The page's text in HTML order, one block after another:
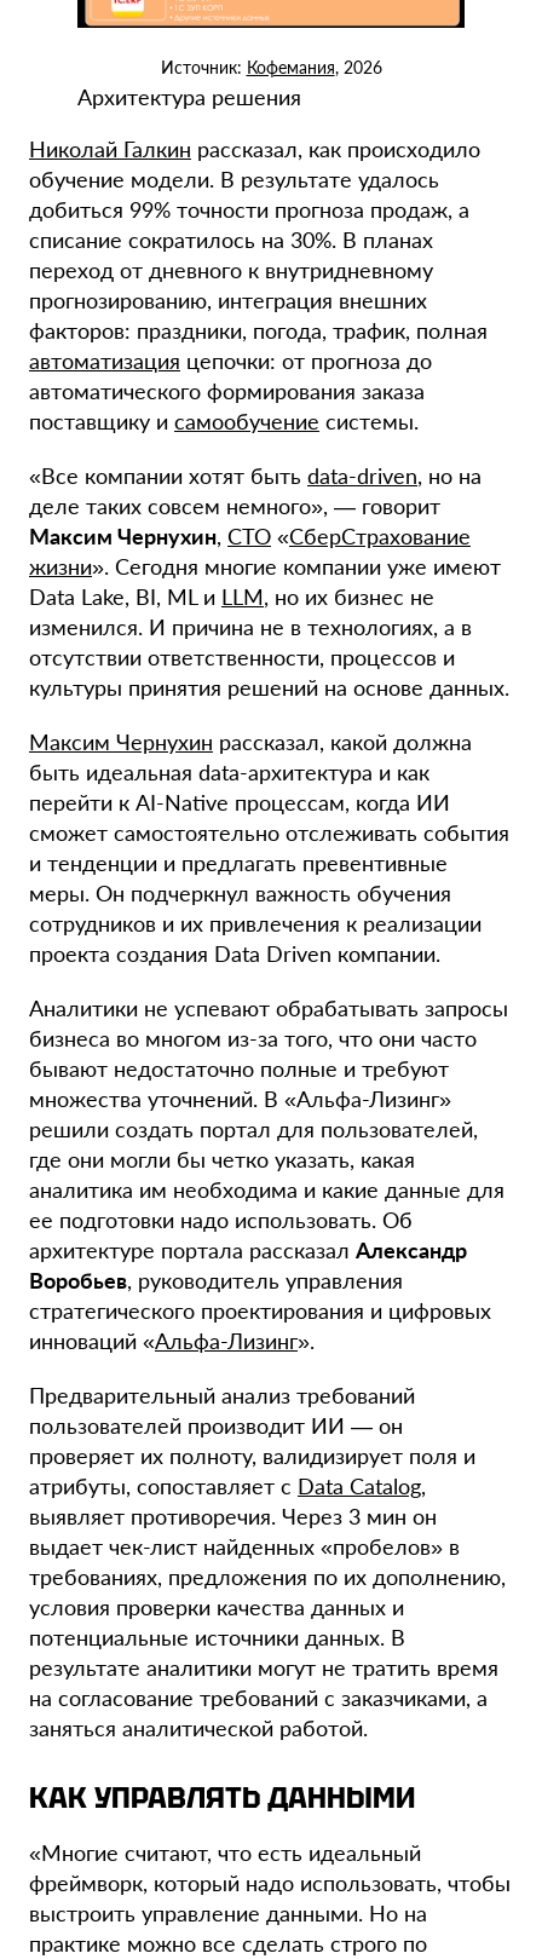
Источник: Кофемания, 2026
Архитектура решения
Николай Галкин рассказал, как происходило
обучение модели. В результате удалось
добиться 99% точности прогноза продаж, а
списание сократилось на 30%. В планах
переход от дневного к внутридневному
прогнозированию, интеграция внешних
факторов: праздники, погода, трафик, полная
автоматизация цепочки: от прогноза до
автоматического формирования заказа
поставщику и самообучение системы.
«Все компании хотят быть data-driven, но на
деле таких совсем немного», — говорит
Максим Чернухин, СТО «СберСтрахование
жизни». Сегодня многие компании уже имеют
Data Lake, BI, ML и LLM, но их бизнес не
изменился. И причина не в технологиях, а в
отсутствии ответственности, процессов и
культуры принятия решений на основе данных.
Максим Чернухин рассказал, какой должна
быть идеальная data-архитектура и как
перейти к AI-Native процессам, когда ИИ
сможет самостоятельно отслеживать события
и тенденции и предлагать превентивные
меры. Он подчеркнул важность обучения
сотрудников и их привлечения к реализации
проекта создания Data Driven компании.
Аналитики не успевают обрабатывать запросы
бизнеса во многом из-за того, что они часто
бывают недостаточно полные и требуют
множества уточнений. В «Альфа-Лизинг»
решили создать портал для пользователей,
где они могли бы четко указать, какая
аналитика им необходима и какие данные для
ее подготовки надо использовать. Об
архитектуре портала рассказал Александр
Воробьев, руководитель управления
стратегического проектирования и цифровых
инноваций «Альфа-Лизинг».
Предварительный анализ требований
пользователей производит ИИ — он
проверяет их полноту, валидизирует поля и
атрибуты, сопоставляет с Data Catalog,
выявляет противоречия. Через 3 мин он
выдает чек-лист найденных «пробелов» в
требованиях, предложения по их дополнению,
условия проверки качества данных и
потенциальные источники данных. В
результате аналитики могут не тратить время
на согласование требований с заказчиками, а
заняться аналитической работой.
КАК УПРАВЛЯТЬ ДАННЫМИ
«Многие считают, что есть идеальный
фреймворк, который надо использовать, чтобы
выстроить управление данными. Но на
практике можно все сделать строго по